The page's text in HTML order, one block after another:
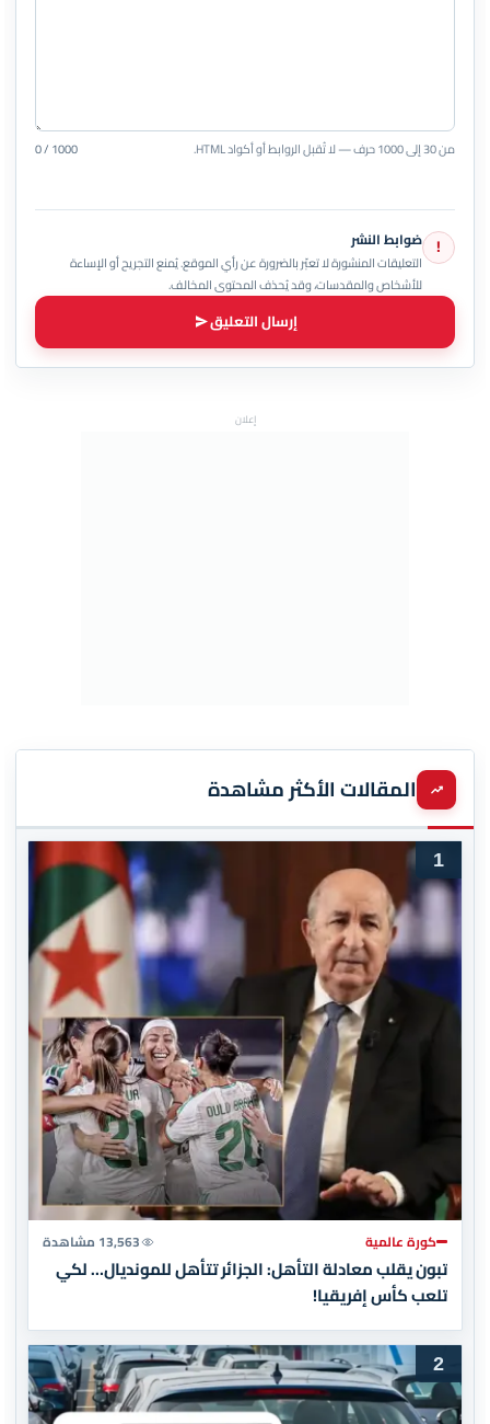
من 30 إلى 1000 حرف — لا تُقبل الروابط أو أكواد HTML. 0 / 1000
! ضوابط النشر
التعليقات المنشورة لا تعبّر بالضرورة عن رأي الموقع. يُمنع التجريح أو الإساءة
للأشخاص والمقدسات، وقد يُحذف المحتوى المخالف.
إرسال التعليق
إعلان
المقالات الأكثر مشاهدة
1
كورة عالمية 13,563 مشاهدة
تبون يقلب معادلة التأهل: الجزائر تتأهل للمونديال… لكي
تلعب كأس إفريقيا!
2